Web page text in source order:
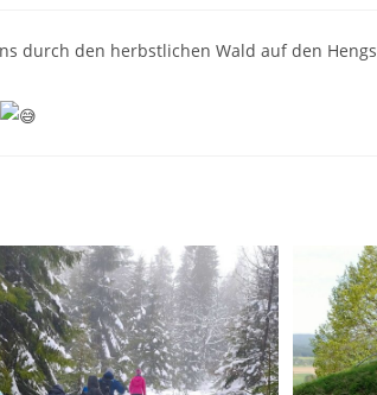
durch den herbstlichen Wald auf den